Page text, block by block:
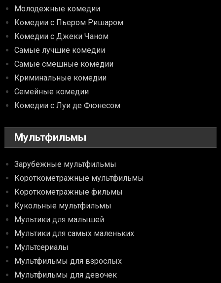
Молодежные комедии
Комедии с Пьером Ришаром
Комедии с Джеки Чаном
Самые лучшие комедии
Самые смешные комедии
Криминальные комедии
Семейные комедии
Комедии с Луи де Фюнесом
Мультфильмы
Зарубежные мультфильмы
Короткометражные мультфильмы
Короткометражные фильмы
Кукольные мультфильмы
Мультики для малышей
Мультики для самых маленьких
Мультсериалы
Мультфильмы для взрослых
Мультфильмы для девочек